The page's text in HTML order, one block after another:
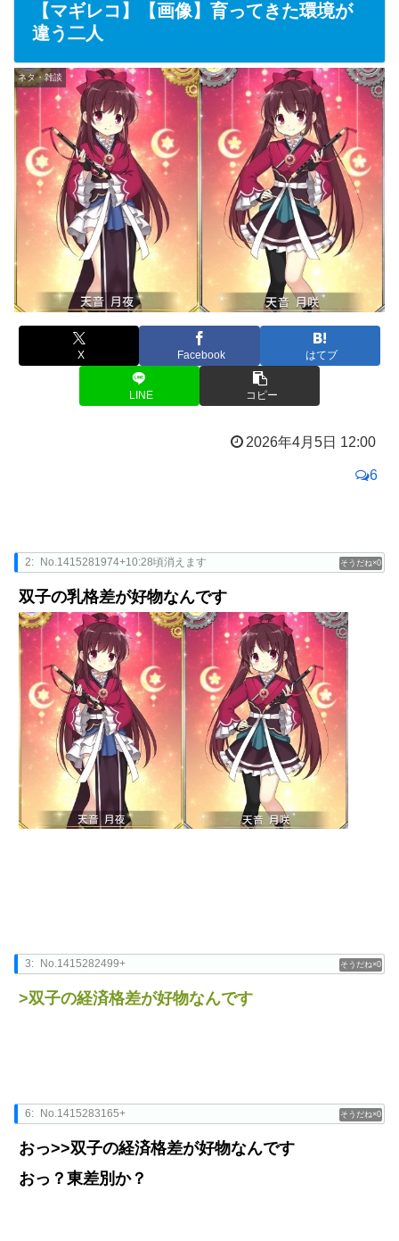
e
【マギレコ】【画像】育ってきた環境が
違う二人
ネタ・雑談
X Facebook はてブ
LINE コピー
2026年4月5日 12:00
6
0
2: No.1415281974+10:28頃消えます
双子の乳格差が好物なんです
0
3: No.1415282499+
>双子の経済格差が好物なんです
0
6: No.1415283165+
おっ>>双子の経済格差が好物なんです
おっ？東差別か？